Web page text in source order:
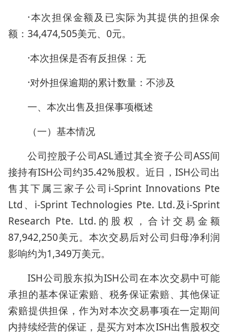
·本次担保金额及已实际为其提供的担保余
额：34,474,505美元、0元。
·本次担保是否有反担保：无
·对外担保逾期的累计数量：不涉及
一、本次出售及担保事项概述
（一）基本情况
公司控股子公司ASL通过其全资子公司ASS间
接持有ISH公司约35.42%股权。近日，ISH公司出
售其下属三家子公司i-Sprint Innovations Pte
Ltd、i-Sprint Technologies Pte. Ltd.及i-Sprint
Research Pte. Ltd.的股权，合计交易金额
87,942,250美元。本次交易后对公司归母净利润
影响约为1,349万美元。
ISH公司股东拟为ISH公司在本次交易中可能
承担的基本保证索赔、税务保证索赔、其他保证
索赔提供担保，作为对本次交易事项在一定期间
内持续经营的保证，是买方对本次ISH出售股权交